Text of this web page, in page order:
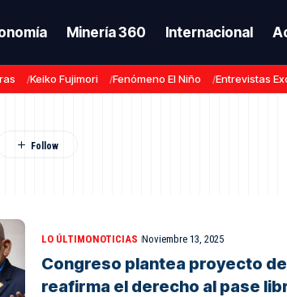
Minería 360 Internacional
Keiko Fujimori Fenómeno El Niño Entrevistas
LO ÚLTIMONOTICIAS Noviembre 13, 2025
Congreso plantea proyecto
reafirma el derecho al pase